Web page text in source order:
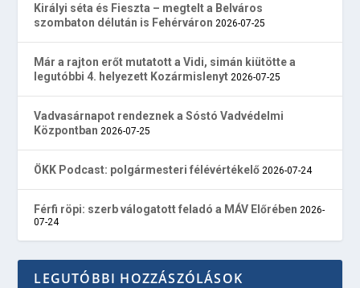
Királyi séta és Fieszta – megtelt a Belváros
szombaton délután is Fehérváron 2026-07-25
Már a rajton erőt mutatott a Vidi, simán kiütötte a
legutóbbi 4. helyezett Kozármislenyt 2026-07-25
Vadvasárnapot rendeznek a Sóstó Vadvédelmi
Központban 2026-07-25
ÖKK Podcast: polgármesteri félévértékelő 2026-07-24
Férfi röpi: szerb válogatott feladó a MÁV Előrében 2026-
07-24
LEGUTÓBBI HOZZÁSZÓLÁSOK